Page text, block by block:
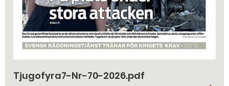
Tjugofyra7-Nr-70-2026.pdf